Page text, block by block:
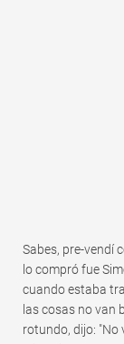
Sabes, pre-vendí
lo compró fue
cuando estaba
las cosas no van
rotundo, dijo: "No